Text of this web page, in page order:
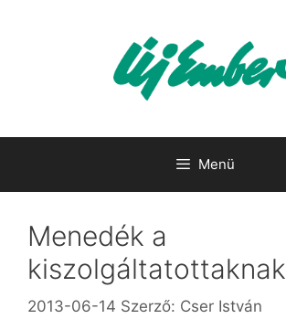
Menü
Menedék a
kiszolgáltatottaknak
2013-06-14 Szerző: Cser István